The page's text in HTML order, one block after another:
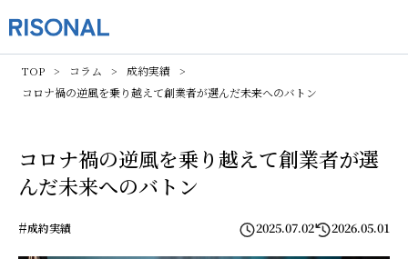
TOP コラム
成約実績
コロナ禍の逆風を乗り越えて――創業者が選んだ未来へのバトン
コロナ禍の逆風を乗り越えて――創業者が選
んだ未来へのバトン
#成約実績 2025.07.02 2026.05.01